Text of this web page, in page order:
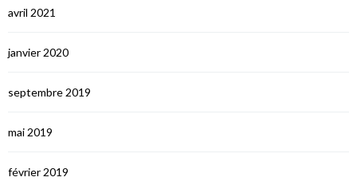
avril 2021
janvier 2020
septembre 2019
mai 2019
février 2019